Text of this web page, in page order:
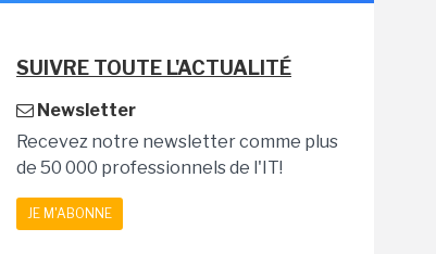
SUIVRE TOUTE L'ACTUALITÉ
Newsletter
Recevez notre newsletter comme plus
de 50 000 professionnels de l'IT!
JE M'ABONNE